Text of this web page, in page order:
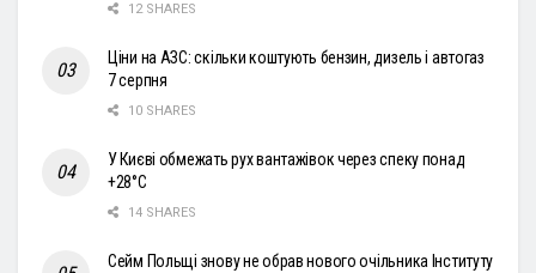
12 SHARES
Ціни на АЗС: скільки коштують бензин, дизель і автогаз
7 серпня
10 SHARES
У Києві обмежать рух вантажівок через спеку понад
+28°С
14 SHARES
Сейм Польщі знову не обрав нового очільника Інституту